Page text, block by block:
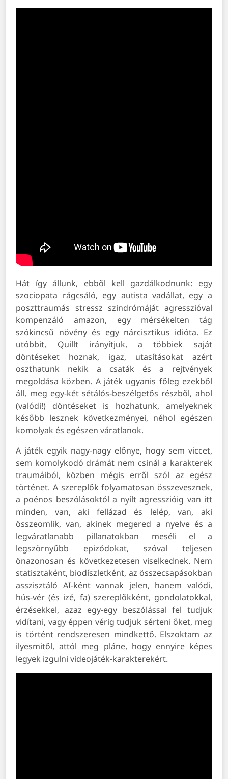
Hát így állunk, ebből kell gazdálkodnunk: egy
szociopata rágcsáló, egy autista vadállat, egy a
poszttraumás stressz szindrómáját agresszióval
kompenzáló amazon, egy mérsékelten tág
szókincsű növény és egy nárcisztikus idióta. Ez
utóbbit, Quillt irányítjuk, a többiek saját
döntéseket hoznak, igaz, utasításokat azért
oszthatunk nekik a csaták és a rejtvények
megoldása közben. A játék ugyanis főleg ezekből
áll, meg egy-két sétálós-beszélgetős részből, ahol
(valódi!) döntéseket is hozhatunk, amelyeknek
később lesznek következményei, néhol egészen
komolyak és egészen váratlanok.
A játék egyik nagy-nagy előnye, hogy sem viccet,
sem komolykodó drámát nem csinál a karakterek
traumáiból, közben mégis erről szól az egész
történet. A szereplők folyamatosan összevesznek,
a poénos beszólásoktól a nyílt agresszióig van itt
minden, van, aki fellázad és lelép, van, aki
összeomlik, van, akinek megered a nyelve és a
legváratlanabb pillanatokban meséli el a
legszörnyűbb epizódokat, szóval teljesen
önazonosan és következetesen viselkednek. Nem
statisztaként, biodíszletként, az összecsapásokban
asszisztáló AI-ként vannak jelen, hanem valódi,
hús-vér (és izé, fa) szereplőkként, gondolatokkal,
érzésekkel, azaz egy-egy beszólással fel tudjuk
vidítani, vagy éppen vérig tudjuk sérteni őket, meg
is történt rendszeresen mindkettő. Elszoktam az
ilyesmitől, attól meg pláne, hogy ennyire képes
legyek izgulni videojáték-karakterekért.